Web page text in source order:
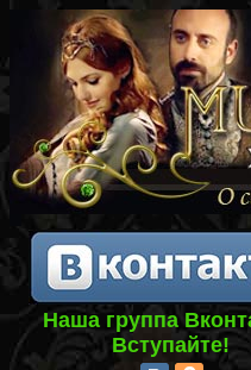
Наша группа
Вступайте!